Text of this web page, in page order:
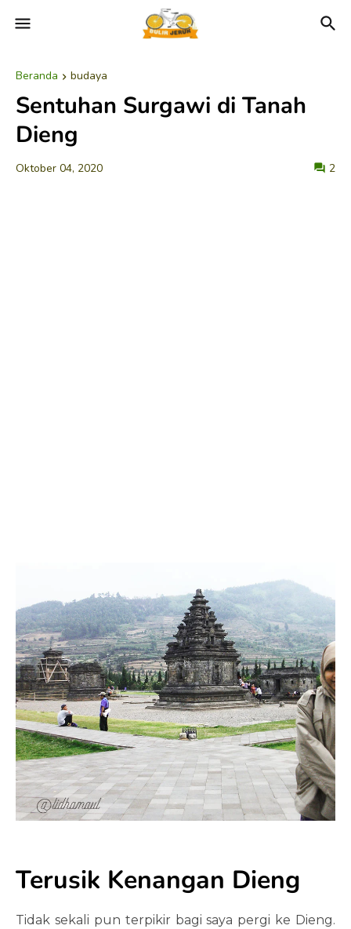
Beranda budaya
Sentuhan Surgawi di Tanah
Dieng
Oktober 04, 2020 2
Terusik Kenangan Dieng
Tidak sekali pun terpikir bagi saya pergi ke Dieng.